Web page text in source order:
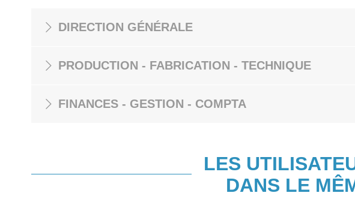
DIRECTION GÉNÉRALE
PRODUCTION - FABRICATION - TECHNIQUE
FINANCES - GESTION - COMPTA
LES
DANS LE